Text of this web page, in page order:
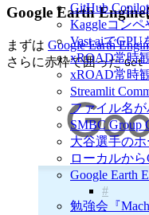
GitHub
Kaggleコン
Vast.aiで
xROAD常時
xROAD常時
Streamlit
ファイル名
SMBC Group
大谷選手の
ローカルから
Google Earth
勉強会『
Google Earth
まずは Google Earth
さらに赤枠で囲ったGet